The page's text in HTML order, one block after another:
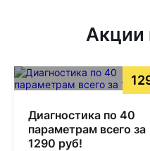
Акции
Диагностика по 40
параметрам всего за
1290 руб!